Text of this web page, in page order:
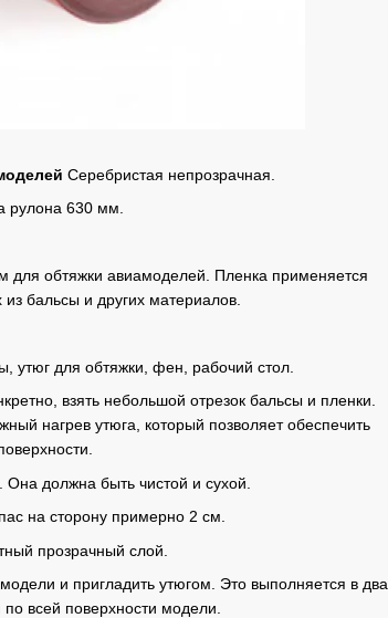
Серебристая непрозрачная.
рулона 630 мм.
обтяжки авиамоделей. Пленка применяется
бальсы и других материалов.
утюг для обтяжки, фен, рабочий стол.
взять небольшой отрезок бальсы и пленки.
нагрев утюга, который позволяет обеспечить
Она должна быть чистой и сухой.
на сторону примерно 2 см.
прозрачный слой.
и пригладить утюгом. Это выполняется в два
всей поверхности модели.